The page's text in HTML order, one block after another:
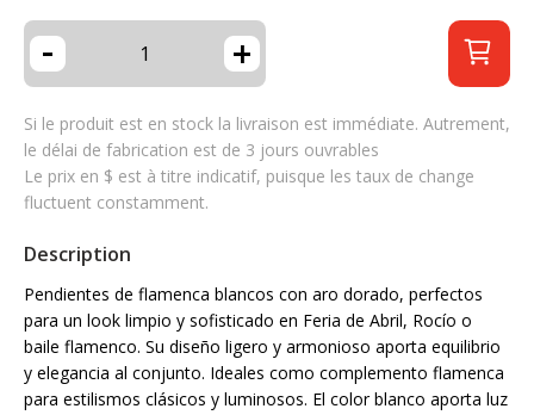
- +
Si le produit est en stock la livraison est immédiate. Autrement,
le délai de fabrication est de 3 jours ouvrables
Le prix en $ est à titre indicatif, puisque les taux de change
fluctuent constamment.
Description
Pendientes de flamenca blancos con aro dorado, perfectos
para un look limpio y sofisticado en Feria de Abril, Rocío o
baile flamenco. Su diseño ligero y armonioso aporta equilibrio
y elegancia al conjunto. Ideales como complemento flamenca
para estilismos clásicos y luminosos. El color blanco aporta luz